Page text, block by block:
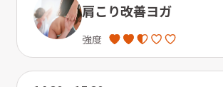
肩こり改善ヨガ
強度